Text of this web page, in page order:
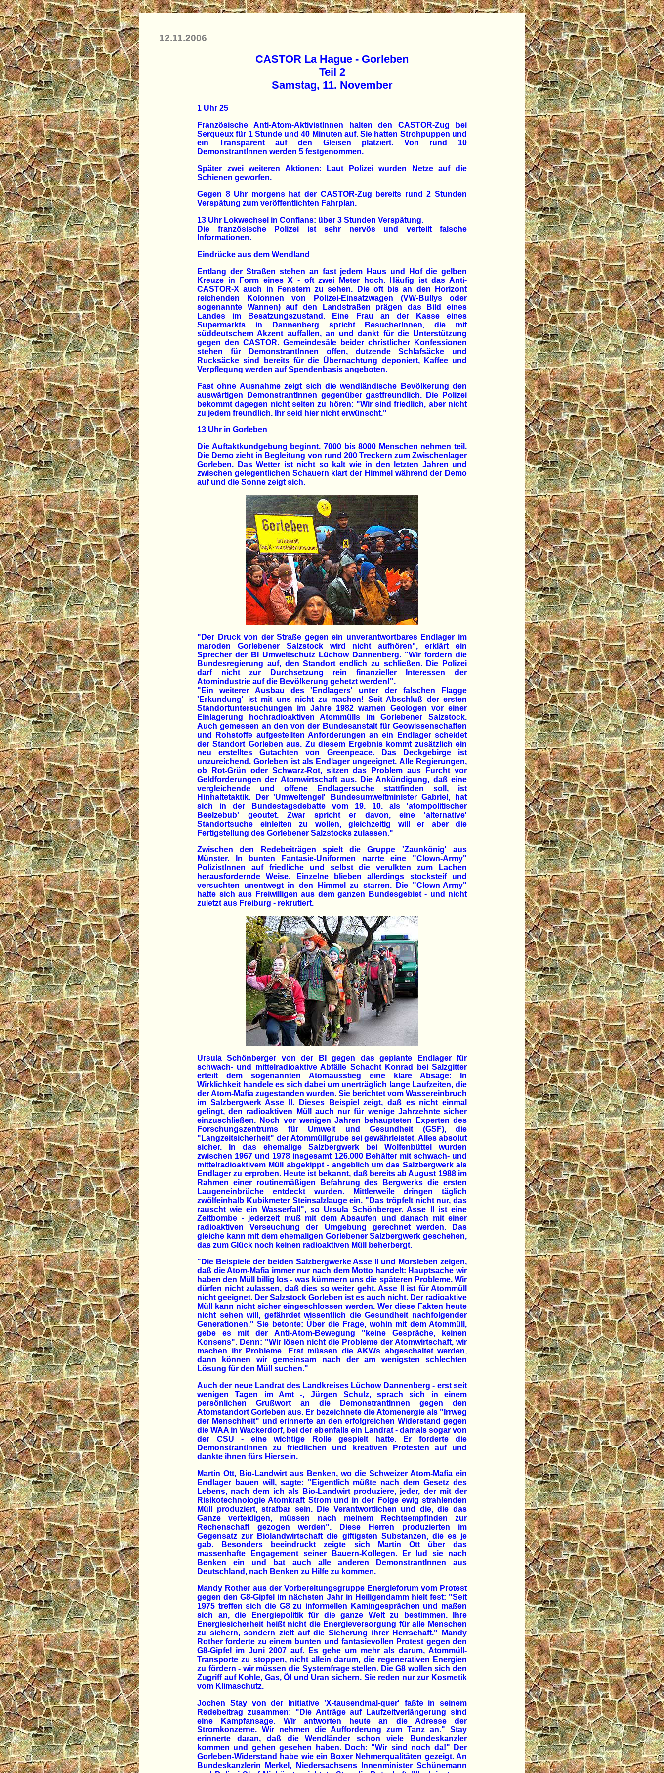
12.11.2006
CASTOR La Hague - Gorleben
Teil 2
Samstag, 11. November
1 Uhr 25
Französische Anti-Atom-AktivistInnen halten den CASTOR-Zug bei
Serqueux für 1 Stunde und 40 Minuten auf. Sie hatten Strohpuppen und
ein Transparent auf den Gleisen platziert. Von rund 10
DemonstrantInnen werden 5 festgenommen.
Später zwei weiteren Aktionen: Laut Polizei wurden Netze auf die
Schienen geworfen.
Gegen 8 Uhr morgens hat der CASTOR-Zug bereits rund 2 Stunden
Verspätung zum veröffentlichten Fahrplan.
13 Uhr Lokwechsel in Conflans: über 3 Stunden Verspätung.
Die französische Polizei ist sehr nervös und verteilt falsche
Informationen.
Eindrücke aus dem Wendland
Entlang der Straßen stehen an fast jedem Haus und Hof die gelben
Kreuze in Form eines X - oft zwei Meter hoch. Häufig ist das Anti-
CASTOR-X auch in Fenstern zu sehen. Die oft bis an den Horizont
reichenden Kolonnen von Polizei-Einsatzwagen (VW-Bullys oder
sogenannte Wannen) auf den Landstraßen prägen das Bild eines
Landes im Besatzungszustand. Eine Frau an der Kasse eines
Supermarkts in Dannenberg spricht BesucherInnen, die mit
süddeutschem Akzent auffallen, an und dankt für die Unterstützung
gegen den CASTOR. Gemeindesäle beider christlicher Konfessionen
stehen für DemonstrantInnen offen, dutzende Schlafsäcke und
Rucksäcke sind bereits für die Übernachtung deponiert, Kaffee und
Verpflegung werden auf Spendenbasis angeboten.
Fast ohne Ausnahme zeigt sich die wendländische Bevölkerung den
auswärtigen DemonstrantInnen gegenüber gastfreundlich. Die Polizei
bekommt dagegen nicht selten zu hören: "Wir sind friedlich, aber nicht
zu jedem freundlich. Ihr seid hier nicht erwünscht."
13 Uhr in Gorleben
Die Auftaktkundgebung beginnt. 7000 bis 8000 Menschen nehmen teil.
Die Demo zieht in Begleitung von rund 200 Treckern zum Zwischenlager
Gorleben. Das Wetter ist nicht so kalt wie in den letzten Jahren und
zwischen gelegentlichen Schauern klart der Himmel während der Demo
auf und die Sonne zeigt sich.
"Der Druck von der Straße gegen ein unverantwortbares Endlager im
maroden Gorlebener Salzstock wird nicht aufhören", erklärt ein
Sprecher der BI Umweltschutz Lüchow Dannenberg. "Wir fordern die
Bundesregierung auf, den Standort endlich zu schließen. Die Polizei
darf nicht zur Durchsetzung rein finanzieller Interessen der
Atomindustrie auf die Bevölkerung gehetzt werden!".
"Ein weiterer Ausbau des 'Endlagers' unter der falschen Flagge
'Erkundung' ist mit uns nicht zu machen! Seit Abschluß der ersten
Standortuntersuchungen im Jahre 1982 warnen Geologen vor einer
Einlagerung hochradioaktiven Atommülls im Gorlebener Salzstock.
Auch gemessen an den von der Bundesanstalt für Geowissenschaften
und Rohstoffe aufgestellten Anforderungen an ein Endlager scheidet
der Standort Gorleben aus. Zu diesem Ergebnis kommt zusätzlich ein
neu erstelltes Gutachten von Greenpeace. Das Deckgebirge ist
unzureichend. Gorleben ist als Endlager ungeeignet. Alle Regierungen,
ob Rot-Grün oder Schwarz-Rot, sitzen das Problem aus Furcht vor
Geldforderungen der Atomwirtschaft aus. Die Ankündigung, daß eine
vergleichende und offene Endlagersuche stattfinden soll, ist
Hinhaltetaktik. Der 'Umweltengel' Bundesumweltminister Gabriel, hat
sich in der Bundestagsdebatte vom 19. 10. als 'atompolitischer
Beelzebub' geoutet. Zwar spricht er davon, eine 'alternative'
Standortsuche einleiten zu wollen, gleichzeitig will er aber die
Fertigstellung des Gorlebener Salzstocks zulassen."
Zwischen den Redebeiträgen spielt die Gruppe 'Zaunkönig' aus
Münster. In bunten Fantasie-Uniformen narrte eine "Clown-Army"
PolizistInnen auf friedliche und selbst die verulkten zum Lachen
herausfordernde Weise. Einzelne blieben allerdings stocksteif und
versuchten unentwegt in den Himmel zu starren. Die "Clown-Army"
hatte sich aus Freiwilligen aus dem ganzen Bundesgebiet - und nicht
zuletzt aus Freiburg - rekrutiert.
Ursula Schönberger von der BI gegen das geplante Endlager für
schwach- und mittelradioaktive Abfälle Schacht Konrad bei Salzgitter
erteilt dem sogenannten Atomausstieg eine klare Absage: In
Wirklichkeit handele es sich dabei um unerträglich lange Laufzeiten, die
der Atom-Mafia zugestanden wurden. Sie berichtet vom Wassereinbruch
im Salzbergwerk Asse II. Dieses Beispiel zeigt, daß es nicht einmal
gelingt, den radioaktiven Müll auch nur für wenige Jahrzehnte sicher
einzuschließen. Noch vor wenigen Jahren behaupteten Experten des
Forschungszentrums für Umwelt und Gesundheit (GSF), die
"Langzeitsicherheit" der Atommüllgrube sei gewährleistet. Alles absolut
sicher. In das ehemalige Salzbergwerk bei Wolfenbüttel wurden
zwischen 1967 und 1978 insgesamt 126.000 Behälter mit schwach- und
mittelradioaktivem Müll abgekippt - angeblich um das Salzbergwerk als
Endlager zu erproben. Heute ist bekannt, daß bereits ab August 1988 im
Rahmen einer routinemäßigen Befahrung des Bergwerks die ersten
Laugeneinbrüche entdeckt wurden. Mittlerweile dringen täglich
zwölfeinhalb Kubikmeter Steinsalzlauge ein. "Das tröpfelt nicht nur, das
rauscht wie ein Wasserfall", so Ursula Schönberger. Asse II ist eine
Zeitbombe - jederzeit muß mit dem Absaufen und danach mit einer
radioaktiven Verseuchung der Umgebung gerechnet werden. Das
gleiche kann mit dem ehemaligen Gorlebener Salzbergwerk geschehen,
das zum Glück noch keinen radioaktiven Müll beherbergt.
"Die Beispiele der beiden Salzbergwerke Asse II und Morsleben zeigen,
daß die Atom-Mafia immer nur nach dem Motto handelt: Hauptsache wir
haben den Müll billig los - was kümmern uns die späteren Probleme. Wir
dürfen nicht zulassen, daß dies so weiter geht. Asse II ist für Atommüll
nicht geeignet. Der Salzstock Gorleben ist es auch nicht. Der radioaktive
Müll kann nicht sicher eingeschlossen werden. Wer diese Fakten heute
nicht sehen will, gefährdet wissentlich die Gesundheit nachfolgender
Generationen." Sie betonte: Über die Frage, wohin mit dem Atommüll,
gebe es mit der Anti-Atom-Bewegung "keine Gespräche, keinen
Konsens". Denn: "Wir lösen nicht die Probleme der Atomwirtschaft, wir
machen ihr Probleme. Erst müssen die AKWs abgeschaltet werden,
dann können wir gemeinsam nach der am wenigsten schlechten
Lösung für den Müll suchen."
Auch der neue Landrat des Landkreises Lüchow Dannenberg - erst seit
wenigen Tagen im Amt -, Jürgen Schulz, sprach sich in einem
persönlichen Grußwort an die DemonstrantInnen gegen den
Atomstandort Gorleben aus. Er bezeichnete die Atomenergie als "Irrweg
der Menschheit" und erinnerte an den erfolgreichen Widerstand gegen
die WAA in Wackerdorf, bei der ebenfalls ein Landrat - damals sogar von
der CSU - eine wichtige Rolle gespielt hatte. Er forderte die
DemonstrantInnen zu friedlichen und kreativen Protesten auf und
dankte ihnen fürs Hiersein.
Martin Ott, Bio-Landwirt aus Benken, wo die Schweizer Atom-Mafia ein
Endlager bauen will, sagte: "Eigentlich müßte nach dem Gesetz des
Lebens, nach dem ich als Bio-Landwirt produziere, jeder, der mit der
Risikotechnologie Atomkraft Strom und in der Folge ewig strahlenden
Müll produziert, strafbar sein. Die Verantwortlichen und die, die das
Ganze verteidigen, müssen nach meinem Rechtsempfinden zur
Rechenschaft gezogen werden". Diese Herren produzierten im
Gegensatz zur Biolandwirtschaft die giftigsten Substanzen, die es je
gab. Besonders beeindruckt zeigte sich Martin Ott über das
massenhafte Engagement seiner Bauern-Kollegen. Er lud sie nach
Benken ein und bat auch alle anderen DemonstrantInnen aus
Deutschland, nach Benken zu Hilfe zu kommen.
Mandy Rother aus der Vorbereitungsgruppe Energieforum vom Protest
gegen den G8-Gipfel im nächsten Jahr in Heiligendamm hielt fest: "Seit
1975 treffen sich die G8 zu informellen Kamingesprächen und maßen
sich an, die Energiepolitik für die ganze Welt zu bestimmen. Ihre
Energiesicherheit heißt nicht die Energieversorgung für alle Menschen
zu sichern, sondern zielt auf die Sicherung ihrer Herrschaft." Mandy
Rother forderte zu einem bunten und fantasievollen Protest gegen den
G8-Gipfel im Juni 2007 auf. Es gehe um mehr als darum, Atommüll-
Transporte zu stoppen, nicht allein darum, die regenerativen Energien
zu fördern - wir müssen die Systemfrage stellen. Die G8 wollen sich den
Zugriff auf Kohle, Gas, Öl und Uran sichern. Sie reden nur zur Kosmetik
vom Klimaschutz.
Jochen Stay von der Initiative 'X-tausendmal-quer' faßte in seinem
Redebeitrag zusammen: "Die Anträge auf Laufzeitverlängerung sind
eine Kampfansage. Wir antworten heute an die Adresse der
Stromkonzerne. Wir nehmen die Aufforderung zum Tanz an." Stay
erinnerte daran, daß die Wendländer schon viele Bundeskanzler
kommen und gehen gesehen haben. Doch: "Wir sind noch da!" Der
Gorleben-Widerstand habe wie ein Boxer Nehmerqualitäten gezeigt. An
Bundeskanzlerin Merkel, Niedersachsens Innenminister Schünemann